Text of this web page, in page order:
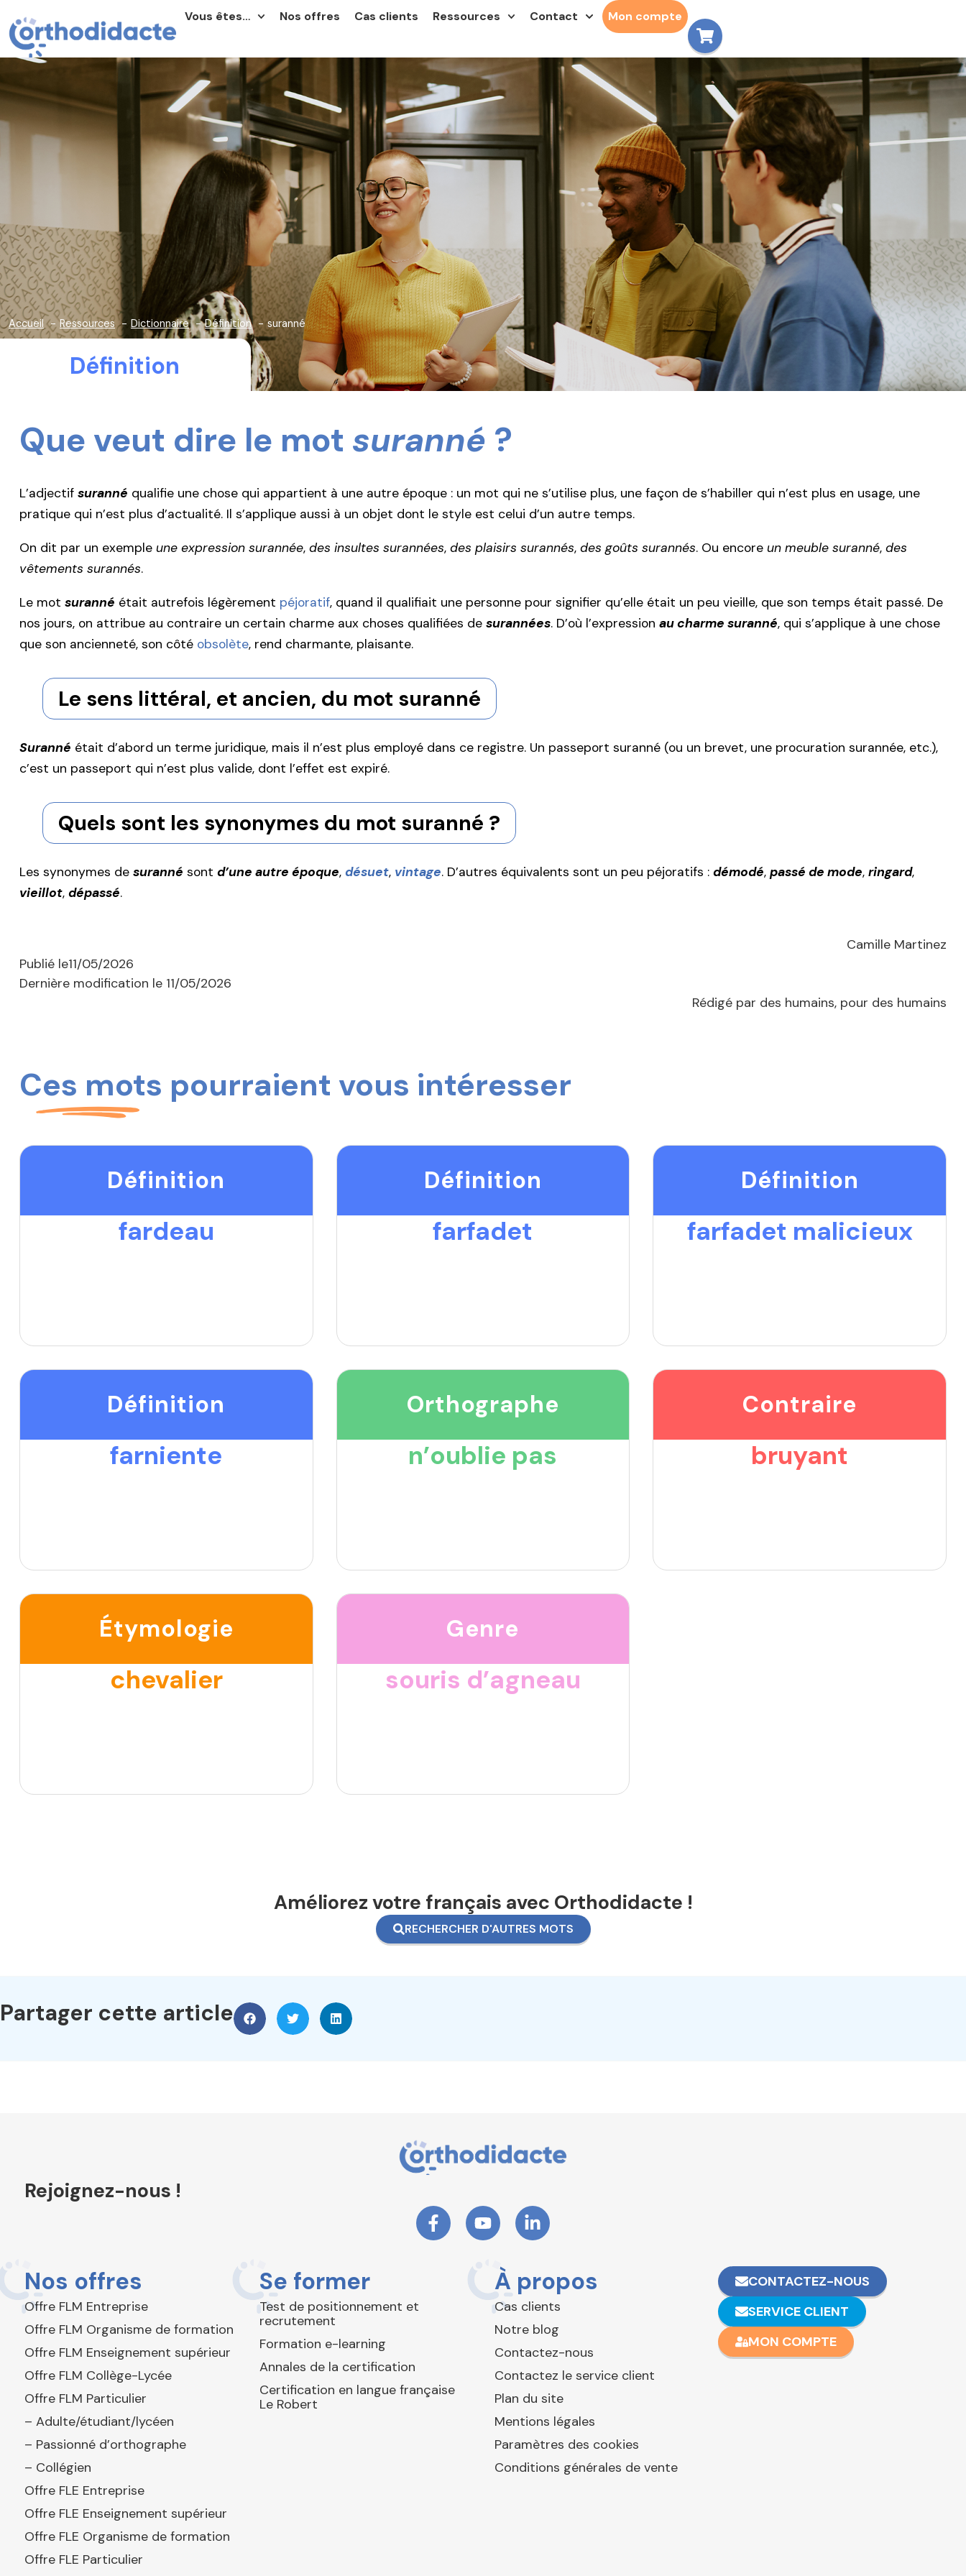
Vous êtes… Nos offres Cas clients Ressources Contact Mon compte
Accueil Ressources Dictionnaire Définition suranné
Définition
Que veut dire le mot suranné ?
L’adjectif suranné qualifie une chose qui appartient à une autre époque : un mot qui ne s’utilise plus, une façon de s’habiller qui n’est plus en usage, une
pratique qui n’est plus d’actualité. Il s’applique aussi à un objet dont le style est celui d’un autre temps.
On dit par un exemple une expression surannée, des insultes surannées, des plaisirs surannés, des goûts surannés. Ou encore un meuble suranné, des
vêtements surannés.
Le mot suranné était autrefois légèrement péjoratif, quand il qualifiait une personne pour signifier qu’elle était un peu vieille, que son temps était passé. De
nos jours, on attribue au contraire un certain charme aux choses qualifiées de surannées. D’où l’expression au charme suranné, qui s’applique à une chose
que son ancienneté, son côté obsolète, rend charmante, plaisante.
Le sens littéral, et ancien, du mot suranné
Suranné était d’abord un terme juridique, mais il n’est plus employé dans ce registre. Un passeport suranné (ou un brevet, une procuration surannée, etc.),
c’est un passeport qui n’est plus valide, dont l’effet est expiré.
Quels sont les synonymes du mot suranné ?
Les synonymes de suranné sont d’une autre époque, désuet, vintage. D’autres équivalents sont un peu péjoratifs : démodé, passé de mode, ringard,
vieillot, dépassé.
Camille Martinez
Publié le11/05/2026
Dernière modification le 11/05/2026
Rédigé par des humains, pour des humains
Ces mots pourraient vous intéresser
Définition
fardeau
Définition
farfadet
Définition
farfadet malicieux
Définition
farniente
Orthographe
n’oublie pas
Contraire
bruyant
Étymologie
chevalier
Genre
souris d’agneau
Améliorez votre français avec Orthodidacte !
RECHERCHER D'AUTRES MOTS
Partager cette article
Rejoignez-nous !
Nos offres
Offre FLM Entreprise
Offre FLM Organisme de formation
Offre FLM Enseignement supérieur
Offre FLM Collège-Lycée
Offre FLM Particulier
– Adulte/étudiant/lycéen
– Passionné d’orthographe
– Collégien
Offre FLE Entreprise
Offre FLE Enseignement supérieur
Offre FLE Organisme de formation
Offre FLE Particulier
Se former
Test de positionnement et
recrutement
Formation e-learning
Annales de la certification
Certification en langue française
Le Robert
À propos
Cas clients
Notre blog
Contactez-nous
Contactez le service client
Plan du site
Mentions légales
Paramètres des cookies
Conditions générales de vente
CONTACTEZ-NOUS
SERVICE CLIENT
MON COMPTE